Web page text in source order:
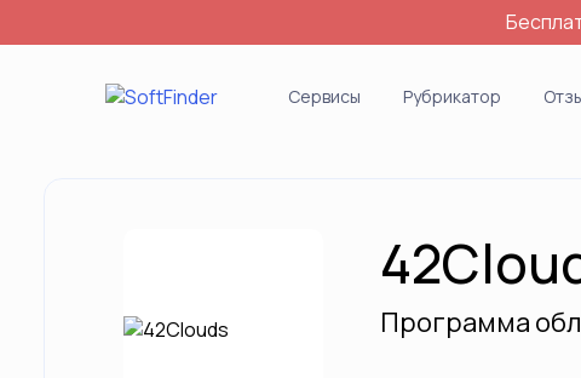
Сервисы Рубрикатор
Войти
Программа